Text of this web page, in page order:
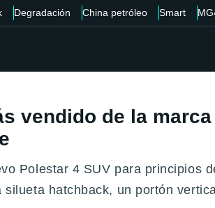
Degradación China petróleo Smart
vendido de la
Polestar 4 SUV para principios
hatchback, un portón